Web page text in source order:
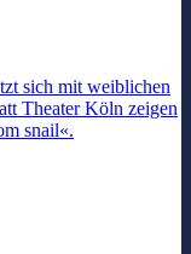
sich mit weiblichen
Theater Köln zeigen
snail«.